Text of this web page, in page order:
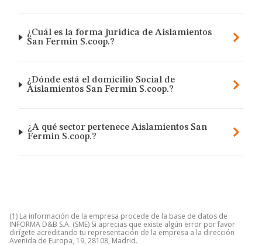
¿Cuál es la forma jurídica de Aislamientos
San Fermin S.coop.?
¿Dónde está el domicilio Social de
Aislamientos San Fermin S.coop.?
¿A qué sector pertenece Aislamientos San
Fermin S.coop.?
(1) La información de la empresa procede de la base de datos de
INFORMA D&B S.A. (SME) Si aprecias que existe algún error por favor
dirígete acreditando tu representación de la empresa a la dirección
Avenida de Europa, 19, 28108, Madrid.